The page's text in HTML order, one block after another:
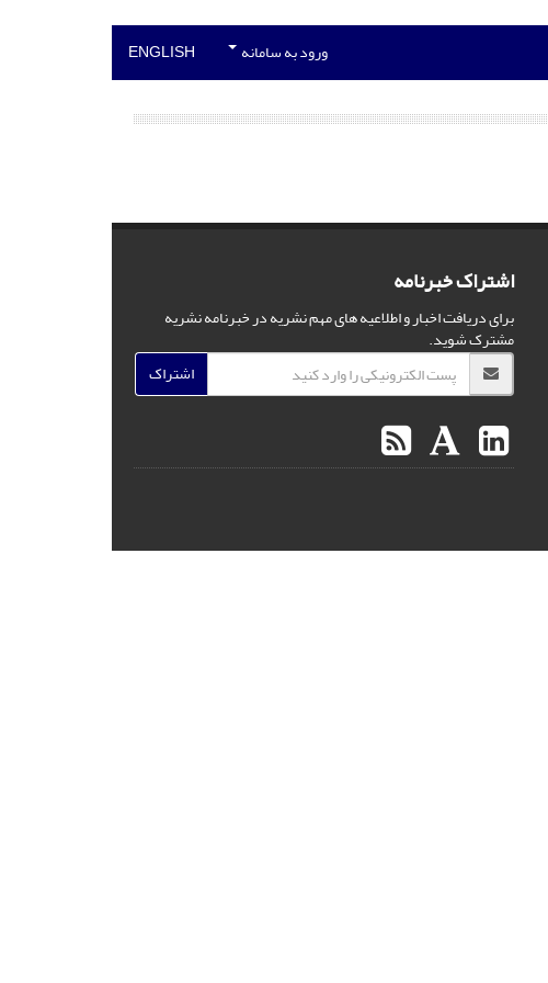
ورود به سامانه ENGLISH
اشتراک خبرنامه
برای دریافت اخبار و اطلاعیه های مهم نشریه در خبرنامه نشریه
مشترک شوید.
اشتراک